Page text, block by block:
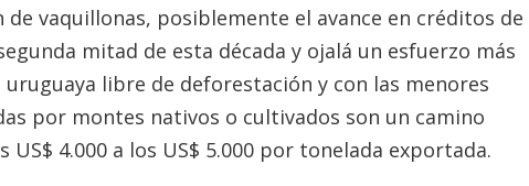
vaquillonas, posiblemente el avance en créditos de
mitad de esta década y ojalá un esfuerzo más
libre de deforestación y con las menores
por montes nativos o cultivados son un camino
4.000 a los US$ 5.000 por tonelada exportada.